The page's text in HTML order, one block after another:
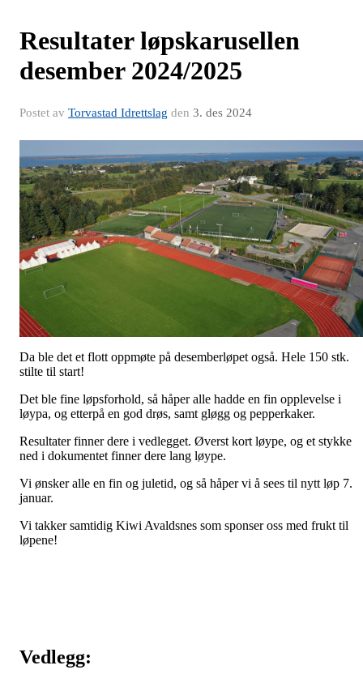
Resultater løpskarusellen
desember 2024/2025
Postet av Torvastad Idrettslag den 3. des 2024
Da ble det et flott oppmøte på desemberløpet også. Hele 150 stk.
stilte til start!
Det ble fine løpsforhold, så håper alle hadde en fin opplevelse i
løypa, og etterpå en god drøs, samt gløgg og pepperkaker.
Resultater finner dere i vedlegget. Øverst kort løype, og et stykke
ned i dokumentet finner dere lang løype.
Vi ønsker alle en fin og juletid, og så håper vi å sees til nytt løp 7.
januar.
Vi takker samtidig Kiwi Avaldsnes som sponser oss med frukt til
løpene!
Vedlegg: